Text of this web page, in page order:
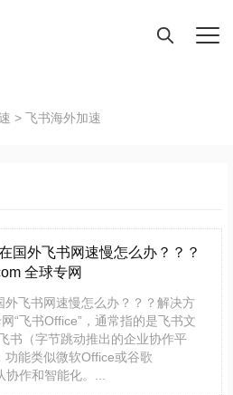
> 飞书海外加速
国外飞书网速慢怎么办？？？
全球专网
飞书网速慢怎么办？？？解决方
“飞书Office”，通常指的是飞书文
书（字节跳动推出的企业协作平
能类似微软Office或谷歌
作和智能化。...